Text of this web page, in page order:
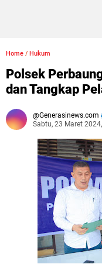
Home / Hukum
Polsek
dan Tangkap
Generasinews.com
Sabtu, 23 Maret